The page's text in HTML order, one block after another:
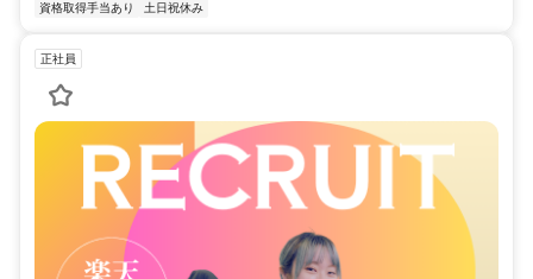
資格取得手当あり
土日祝休み
正社員